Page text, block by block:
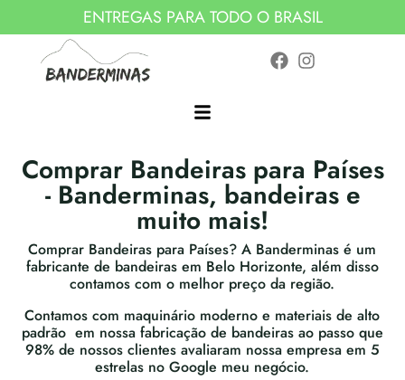
ENTREGAS PARA TODO O BRASIL
Comprar Bandeiras para Países
- Banderminas, bandeiras e
muito mais!
Comprar Bandeiras para Países? A Banderminas é um
fabricante de bandeiras em Belo Horizonte, além disso
contamos com o melhor preço da região.
Contamos com maquinário moderno e materiais de alto
padrão em nossa fabricação de bandeiras ao passo que
98% de nossos clientes avaliaram nossa empresa em 5
estrelas no Google meu negócio.